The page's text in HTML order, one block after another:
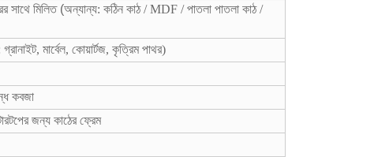
সাথে মিলিত (অন্যান্য: কঠিন কাঠ / MDF / পাতলা পাতলা কাঠ /
মার্বেল, কোয়ার্টজ, কৃত্রিম পাথর)
কবজা
জন্য কাঠের ফ্রেম